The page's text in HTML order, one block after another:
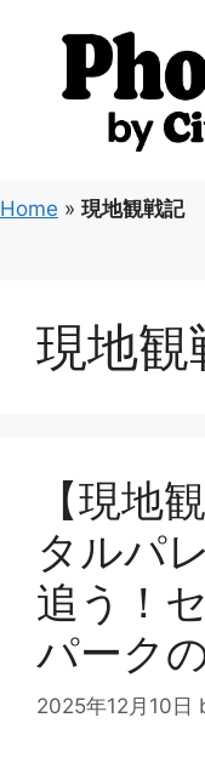
ス
キ
Home » 現地観戦記
現地観
【現地
タルパ
追う！
パーク
2025年12月10日